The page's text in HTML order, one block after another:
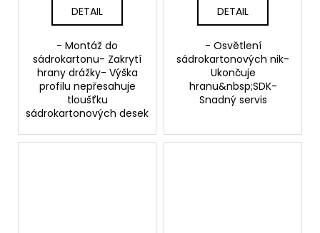
DETAIL
- Montáž do
sádrokartonu- Zakrytí
hrany drážky- Výška
profilu nepřesahuje
tloušťku
sádrokartonových desek
DETAIL
- Osvětlení
sádrokartonových nik-
Ukončuje
hranu&nbsp;SDK-
Snadný servis